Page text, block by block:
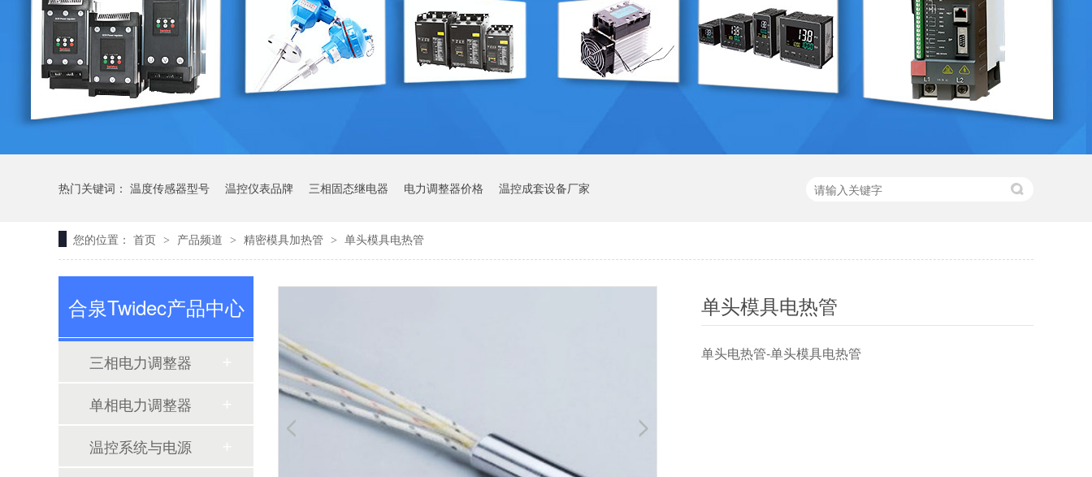
热门关键词： 温度传感器型号 温控仪表品牌 三相固态继电器 电力调整器价格 温控成套设备厂家
您的位置： 首页 > 产品频道 > 精密模具加热管 > 单头模具电热管
单头模具电热管
单头电热管-单头模具电热管
合泉Twidec产品中心
三相电力调整器
单相电力调整器
温控系统与电源
电力调整器如何让温度从忽高忽低变为稳稳在线
温控表、电力调整器、加热管怎么搭？